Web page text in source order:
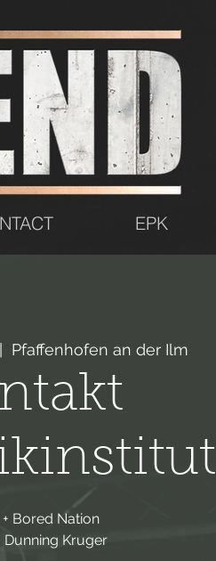
EPK
Pfaffenhofen an der Ilm
+ Bored Nation
Dunning Kruger